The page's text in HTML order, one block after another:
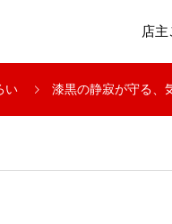
店主
い 漆黒の静寂が守る、